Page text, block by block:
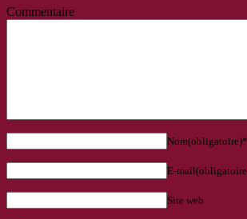
Commentaire
Nom(obligatoire)*
E-
Site web